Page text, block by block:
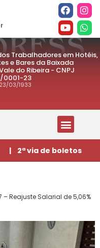
Trabalhadores em Hotéis,
e Bares da Baixada
do Ribeira - CNPJ
0001-23
03/1933
| 2ª via de boletos
– Reajuste Salarial de 5,06%